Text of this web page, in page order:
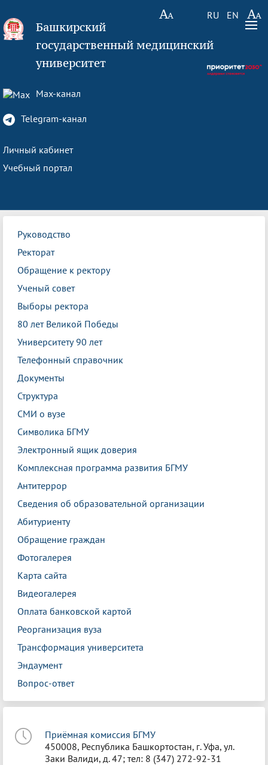
RU EN
Башкирский
государственный медицинский
университет
Max-канал
Telegram-канал
Личный кабинет
Учебный портал
Руководство
Ректорат
Обращение к ректору
Ученый совет
Выборы ректора
80 лет Великой Победы
Университету 90 лет
Телефонный справочник
Документы
Структура
СМИ о вузе
Символика БГМУ
Электронный ящик доверия
Комплексная программа развития БГМУ
Антитеррор
Сведения об образовательной организации
Абитуриенту
Обращение граждан
Фотогалерея
Карта сайта
Видеогалерея
Оплата банковской картой
Реорганизация вуза
Трансформация университета
Эндаумент
Вопрос-ответ
Приёмная комиссия БГМУ
450008, Республика Башкортостан, г. Уфа, ул.
Заки Валиди, д. 47; тел: 8 (347) 272-92-31